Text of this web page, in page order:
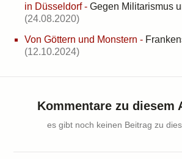
in Düsseldorf- Gegen Militarismus
(24.08.2020)
Von Göttern und Monstern -
(12.10.2024)
Kommentare zu diesem
es gibt noch keinen Beitrag zu